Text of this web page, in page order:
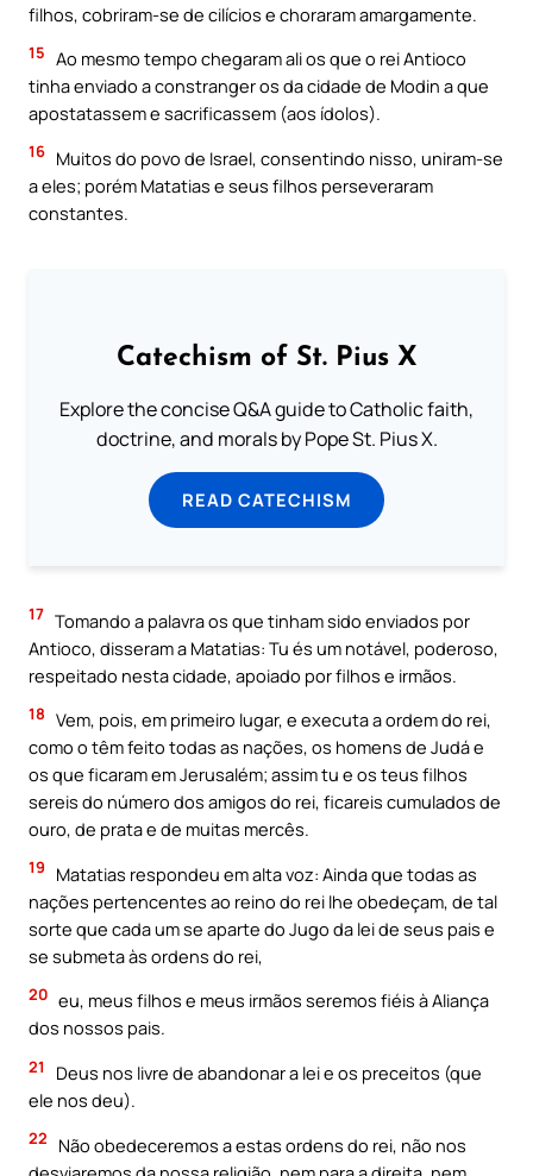
filhos, cobriram-se de cilícios e choraram amargamente.
15 Ao mesmo tempo chegaram ali os que o rei Antioco
tinha enviado a constranger os da cidade de Modin a que
apostatassem e sacrificassem (aos ídolos).
16 Muitos do povo de Israel, consentindo nisso, uniram-se
a eles; porém Matatias e seus filhos perseveraram
constantes.
Catechism of St. Pius X
Explore the concise Q&A guide to Catholic faith,
doctrine, and morals by Pope St. Pius X.
READ CATECHISM
17 Tomando a palavra os que tinham sido enviados por
Antioco, disseram a Matatias: Tu és um notável, poderoso,
respeitado nesta cidade, apoiado por filhos e irmãos.
18 Vem, pois, em primeiro lugar, e executa a ordem do rei,
como o têm feito todas as nações, os homens de Judá e
os que ficaram em Jerusalém; assim tu e os teus filhos
sereis do número dos amigos do rei, ficareis cumulados de
ouro, de prata e de muitas mercês.
19
Matatias respondeu em alta voz: Ainda que todas as
nações pertencentes ao reino do rei lhe obedeçam, de tal
sorte que cada um se aparte do Jugo da lei de seus pais e
se submeta às ordens do rei,
20 eu, meus filhos e meus irmãos seremos fiéis à Aliança
dos nossos pais.
21
Deus nos livre de abandonar a lei e os preceitos (que
ele nos deu).
22
Não obedeceremos a estas ordens do rei, não nos